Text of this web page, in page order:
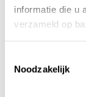
informatie die u
verzameld op
Noodzakelijk
Zadelstrop